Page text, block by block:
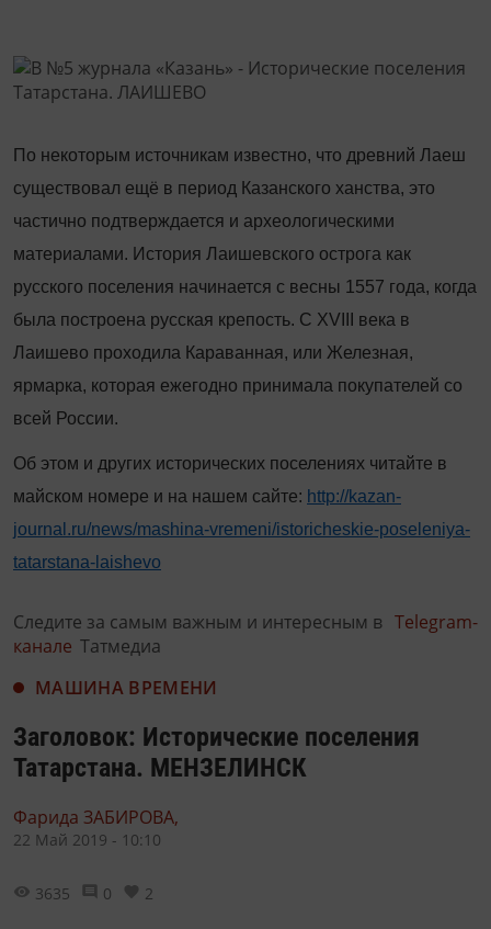
По некоторым источникам известно, что древний Лаеш
существовал ещё в период Казанского ханства, это
частично подтверждается и архео­логическими
материалами. История Лаишевского острога как
русского поселения начинается с весны 1557 года, ко­гда
была построена русская крепость. С XVIII века в
Лаишево проходила Караванная, или Железная,
ярмарка, которая ежегодно принимала покупателей со
всей России.
Об этом и других исторических поселениях читайте в
майском номере и на нашем сайте: http://kazan-
journal.ru/news/mashina-vremeni/istoricheskie-poseleniya-
tatarstana-laishevo
Следите за самым важным и интересным в Telegram-
канале Татмедиа
МАШИНА ВРЕМЕНИ
Заголовок: Исторические поселения
Татарстана. МЕНЗЕЛИНСК
Фарида ЗАБИРОВА,
22 Май 2019 - 10:10
3635 0 2